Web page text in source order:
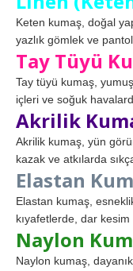
Keten kumaş, doğal
yazlık gömlek ve
Tay Tüyü
Tay tüyü kumaş,
içleri ve soğuk
Akrilik
Akrilik kumaş, yün
kazak ve atkılarda
Elastan
Elastan kumaş,
kıyafetlerde, dar
Naylon
Naylon kumaş,